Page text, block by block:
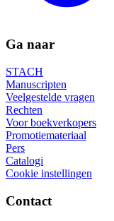
Ga naar
STACH
Manuscripten
Veelgestelde vragen
Rechten
Voor boekverkopers
Promotiemateriaal
Pers
Catalogi
Cookie instellingen
Contact